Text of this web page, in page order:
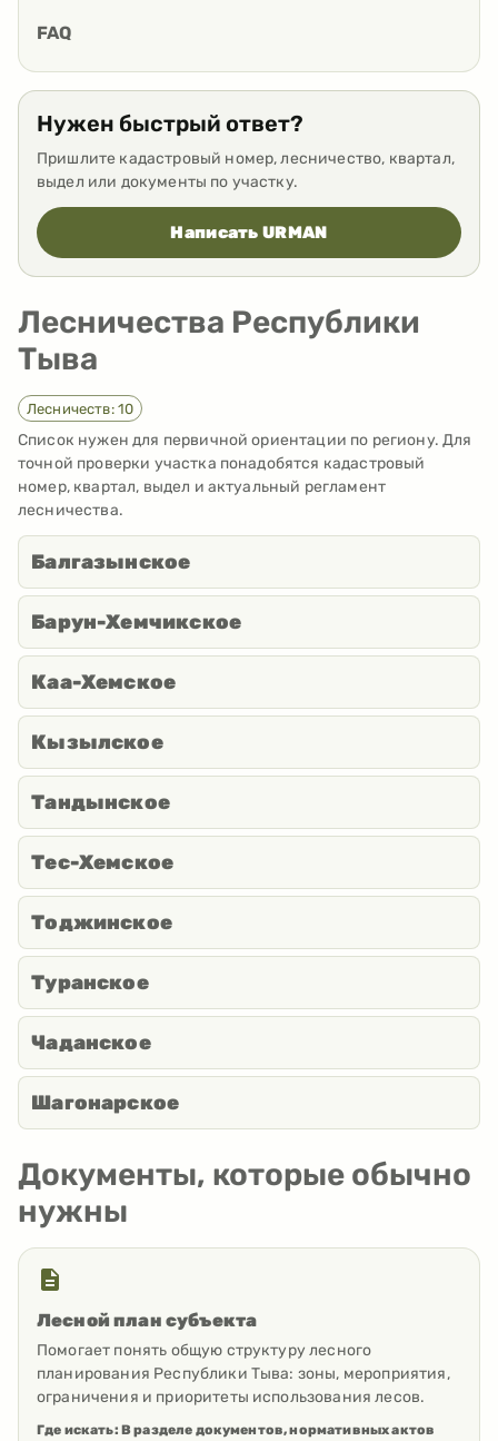
FAQ
Нужен быстрый ответ?
Пришлите кадастровый номер, лесничество, квартал,
выдел или документы по участку.
Написать URMAN
Лесничества Республики
Тыва
Лесничеств: 10
Список нужен для первичной ориентации по региону. Для
точной проверки участка понадобятся кадастровый
номер, квартал, выдел и актуальный регламент
лесничества.
Балгазынское
Барун-Хемчикское
Каа-Хемское
Кызылское
Тандынское
Тес-Хемское
Тоджинское
Туранское
Чаданское
Шагонарское
Документы, которые обычно
нужны
Лесной план субъекта
Помогает понять общую структуру лесного
планирования Республики Тыва: зоны, мероприятия,
ограничения и приоритеты использования лесов.
Где искать: В разделе документов, нормативных актов